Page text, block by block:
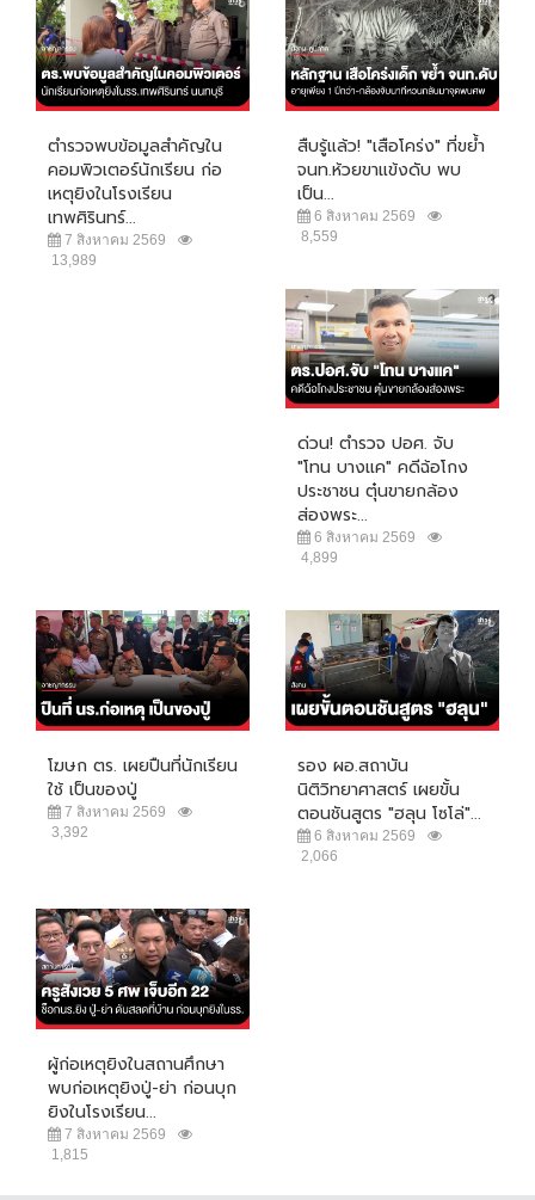
ตำรวจพบข้อมูลสำคัญใน
คอมพิวเตอร์นักเรียน ก่อ
เหตุยิงในโรงเรียน
เทพศิรินทร์...
7 สิงหาคม 2569
13,989
สืบรู้แล้ว! "เสือโคร่ง" ที่ขย้ำ
จนท.ห้วยขาแข้งดับ พบ
เป็น...
6 สิงหาคม 2569
8,559
ด่วน! ตำรวจ ปอศ. จับ
"โทน บางแค" คดีฉ้อโกง
ประชาชน ตุ๋นขายกล้อง
ส่องพระ...
6 สิงหาคม 2569
4,899
โฆษก ตร. เผยปืนที่นักเรียน
ใช้ เป็นของปู่
7 สิงหาคม 2569
3,392
รอง ผอ.สถาบัน
นิติวิทยาศาสตร์ เผยขั้น
ตอนชันสูตร "ฮลุน โซโล่"...
6 สิงหาคม 2569
2,066
ผู้ก่อเหตุยิงในสถานศึกษา
พบก่อเหตุยิงปู่-ย่า ก่อนบุก
ยิงในโรงเรียน...
7 สิงหาคม 2569
1,815